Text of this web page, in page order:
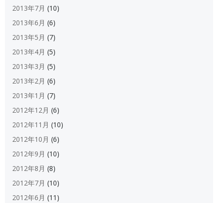
2013年7月 (10)
2013年6月 (6)
2013年5月 (7)
2013年4月 (5)
2013年3月 (5)
2013年2月 (6)
2013年1月 (7)
2012年12月 (6)
2012年11月 (10)
2012年10月 (6)
2012年9月 (10)
2012年8月 (8)
2012年7月 (10)
2012年6月 (11)